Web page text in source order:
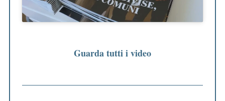
Guarda tutti i video